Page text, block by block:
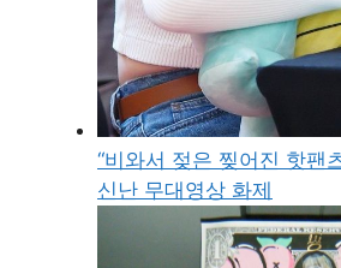
“비와서 젖은 찢어진 핫팬
신난 무대영상 화제